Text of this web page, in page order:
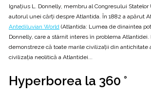
Ignațius L. Donnelly, membru al Congresului Statelor
autorul unei cărţi despre Atlantida. În 1882 a apărut
Antediluvian World (Atlantida: Lumea de dinaintea
Donnelly, care a stârnit interes în problema Atlantidei.
demonstreze că toate marile civilizaţii din antichitate
civilizaţia neolitică a Atlantidei...
Hyperborea la 360 °